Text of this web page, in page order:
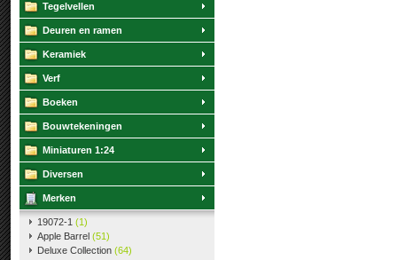
Tegelvellen
Deuren en ramen
Keramiek
Verf
Boeken
Bouwtekeningen
Miniaturen 1:24
Diversen
Merken
19072-1 (1)
Apple Barrel (51)
Deluxe Collection (64)